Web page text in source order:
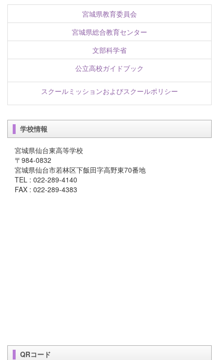
宮城県教育委員会
宮城県総合教育センター
文部科学省
公立高校ガイドブック
スクールミッションおよびスクールポリシー
学校情報
宮城県仙台東高等学校
〒984-0832
宮城県仙台市若林区下飯田字高野東70番地
TEL : 022-289-4140
FAX : 022-289-4383
QRコード